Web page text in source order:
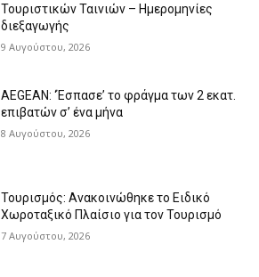
Τουριστικών Ταινιών – Ημερομηνίες
διεξαγωγής
9 Αυγούστου, 2026
AEGEAN: ‘Έσπασε’ το φράγμα των 2 εκατ.
επιβατών σ’ ένα μήνα
8 Αυγούστου, 2026
Τουρισμός: Ανακοινώθηκε το Ειδικό
Χωροταξικό Πλαίσιο για τον Τουρισμό
7 Αυγούστου, 2026